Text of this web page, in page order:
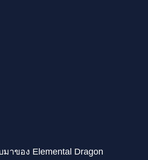
าของ Elemental Dragon